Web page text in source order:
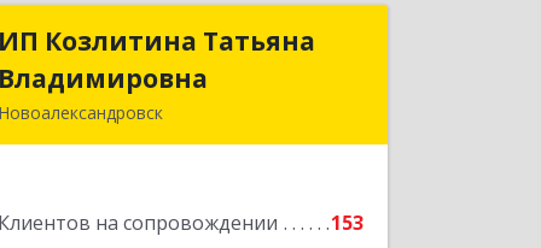
ИП Козлитина Татьяна
Владимировна
Новоалександровск
Клиентов на сопровождении 153
ИП Козлитина Татьяна
Владимировна